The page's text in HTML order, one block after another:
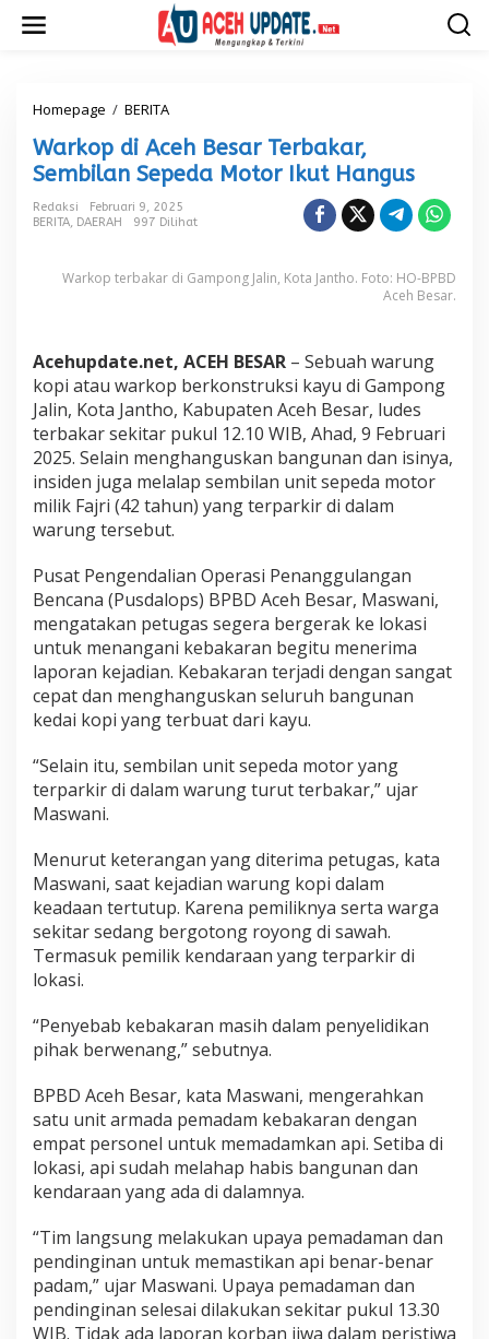
Homepage / BERITA
r
k
o
p
d
c
e
s
a
r
T
e
r
b
a
k
r
,
S
e
m
b
i
l
n
S
e
d
a
M
o
t
o
u
t
a
n
g
u
s
Warkop di Aceh Besar Terbakar,
Sembilan Sepeda Motor Ikut Hangus
Redaksi
Februari 9, 2025
BERITA, DAERAH 997 Dilihat
Warkop terbakar di Gampong Jalin, Kota Jantho. Foto: HO-BPBD
Aceh Besar.
Acehupdate.net, ACEH BESAR – Sebuah warung
kopi atau warkop berkonstruksi kayu di Gampong
Jalin, Kota Jantho, Kabupaten Aceh Besar, ludes
terbakar sekitar pukul 12.10 WIB, Ahad, 9 Februari
2025. Selain menghanguskan bangunan dan isinya,
insiden juga melalap sembilan unit sepeda motor
milik Fajri (42 tahun) yang terparkir di dalam
warung tersebut.
Pusat Pengendalian Operasi Penanggulangan
Bencana (Pusdalops) BPBD Aceh Besar, Maswani,
mengatakan petugas segera bergerak ke lokasi
untuk menangani kebakaran begitu menerima
laporan kejadian. Kebakaran terjadi dengan sangat
cepat dan menghanguskan seluruh bangunan
kedai kopi yang terbuat dari kayu.
“Selain itu, sembilan unit sepeda motor yang
terparkir di dalam warung turut terbakar,” ujar
Maswani.
Menurut keterangan yang diterima petugas, kata
Maswani, saat kejadian warung kopi dalam
keadaan tertutup. Karena pemiliknya serta warga
sekitar sedang bergotong royong di sawah.
Termasuk pemilik kendaraan yang terparkir di
lokasi.
“Penyebab kebakaran masih dalam penyelidikan
pihak berwenang,” sebutnya.
BPBD Aceh Besar, kata Maswani, mengerahkan
satu unit armada pemadam kebakaran dengan
empat personel untuk memadamkan api. Setiba di
lokasi, api sudah melahap habis bangunan dan
kendaraan yang ada di dalamnya.
“Tim langsung melakukan upaya pemadaman dan
pendinginan untuk memastikan api benar-benar
padam,” ujar Maswani. Upaya pemadaman dan
pendinginan selesai dilakukan sekitar pukul 13.30
WIB. Tidak ada laporan korban jiwa dalam peristiwa